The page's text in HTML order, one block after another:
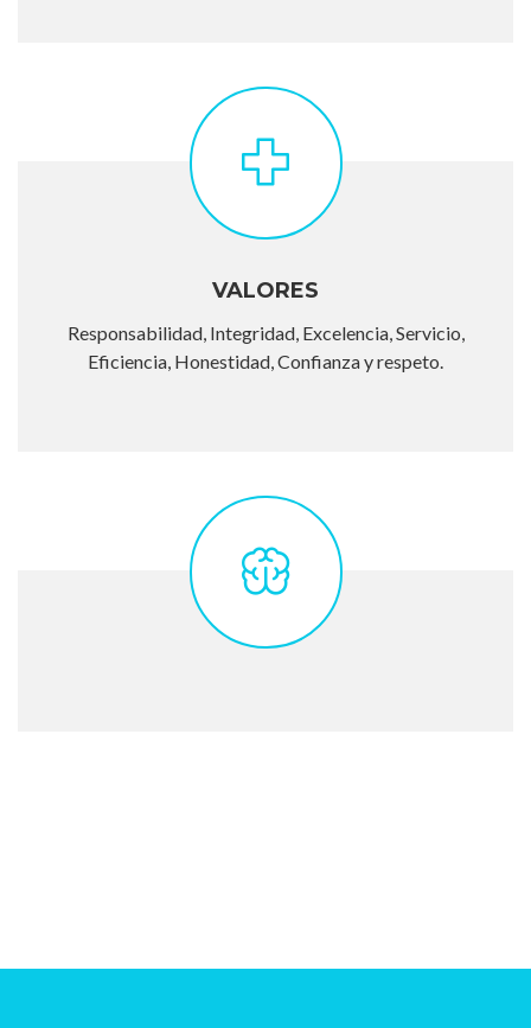
VALORES
Responsabilidad, Integridad, Excelencia, Servicio,
Eficiencia, Honestidad, Confianza y respeto.